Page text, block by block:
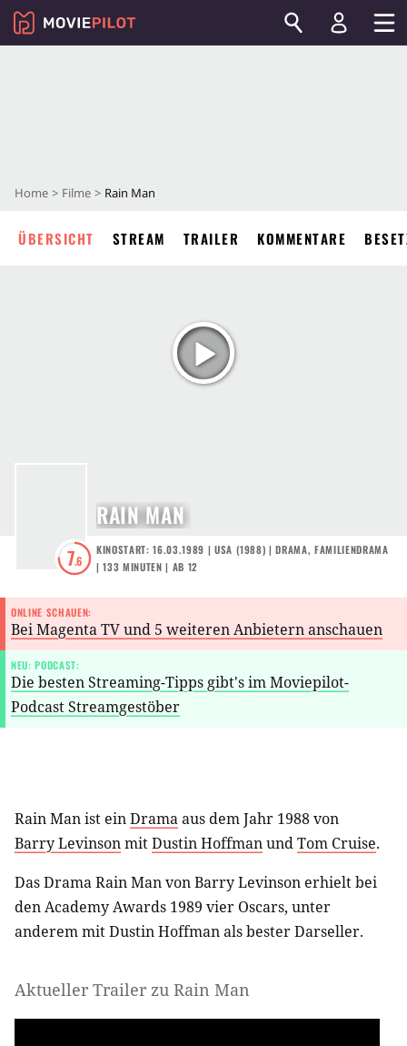
Home Filme Rain Man
ÜBERSICHT STREAM TRAILER KOMMENTARE
7.6
RAIN MAN
KINOSTART: 16.03.1989 | USA (1988) |DRAMA,FAMILIENDRAMA
| 133 MINUTEN | AB 12
ONLINE SCHAUEN:
Bei Magenta TV und 5 weiteren Anbietern anschauen
NEU: PODCAST:
Die besten Streaming-Tipps gibt's im Moviepilot-
Podcast Streamgestöber
Rain Man ist einDramaaus dem Jahr 1988 von
Barry LevinsonmitDustin HoffmanundTom Cruise.
Das Drama Rain Man von Barry Levinson erhielt bei
den Academy Awards 1989 vier Oscars, unter
anderem mit Dustin Hoffman als bester Darseller.
Aktueller Trailer zu Rain Man